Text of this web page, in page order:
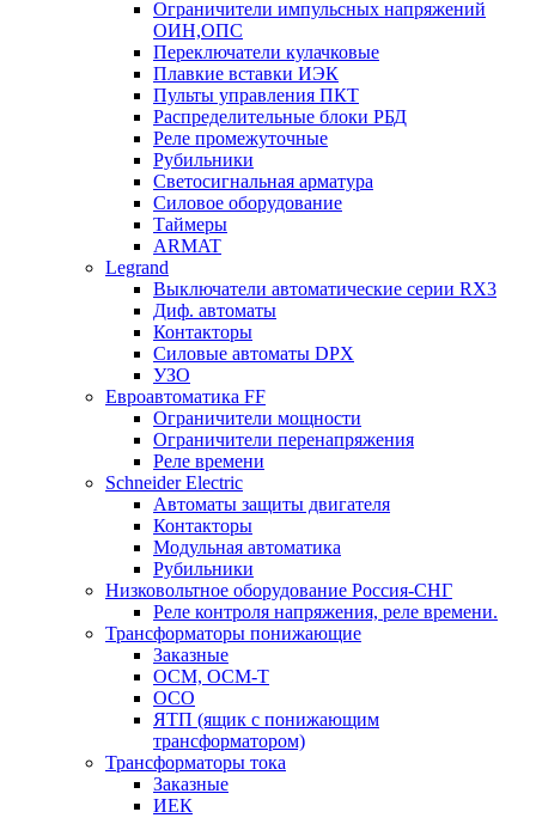
Ограничители импульсных напряжений
ОИН,ОПС
Переключатели кулачковые
Плавкие вставки ИЭК
Пульты управления ПКТ
Распределительные блоки РБД
Реле промежуточные
Рубильники
Светосигнальная арматура
Силовое оборудование
Таймеры
ARMAT
Legrand
Выключатели автоматические серии RX3
Диф. автоматы
Контакторы
Силовые автоматы DPX
УЗО
Евроавтоматика FF
Ограничители мощности
Ограничители перенапряжения
Реле времени
Schneider Electric
Автоматы защиты двигателя
Контакторы
Модульная автоматика
Рубильники
Низковольтное оборудование Россия-СНГ
Реле контроля напряжения, реле времени.
Трансформаторы понижающие
Заказные
ОСМ, ОСМ-Т
ОСО
ЯТП (ящик с понижающим
трансформатором)
Трансформаторы тока
Заказные
ИЕК